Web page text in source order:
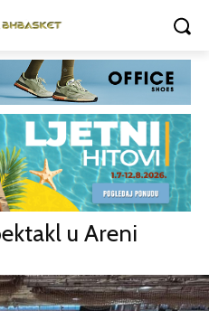
u Areni